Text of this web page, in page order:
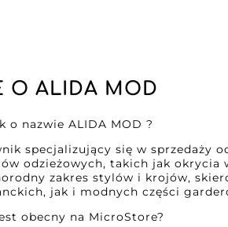
O ALIDA MOD
o nazwie ALIDA MOD ?
specjalizujący się w sprzedaży
odzieżowych, takich jak okrycia
zakres stylów i krojów,
jak i modnych części
obecny na MicroStore?